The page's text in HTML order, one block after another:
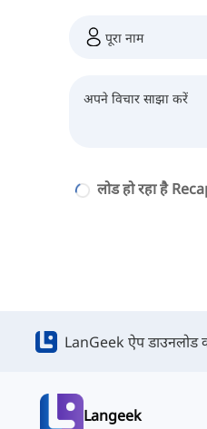
लोड हो रहा है
LanGeek ऐप डाउनलोड
Langeek